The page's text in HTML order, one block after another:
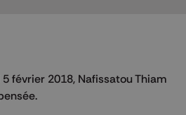
février 2018, Nafissatou Thiam